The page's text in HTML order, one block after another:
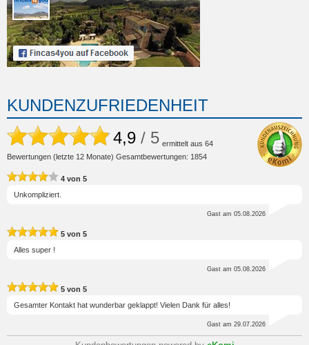
KUNDENZUFRIEDENHEIT
4,9 / 5 ermittelt aus 64
Bewertungen (letzte 12 Monate) Gesamtbewertungen: 1854
4 von 5
Unkompliziert.
Gast am 05.08.2026
5 von 5
Alles super !
Gast am 05.08.2026
5 von 5
Gesamter Kontakt hat wunderbar geklappt! Vielen Dank für alles!
Gast am 29.07.2026